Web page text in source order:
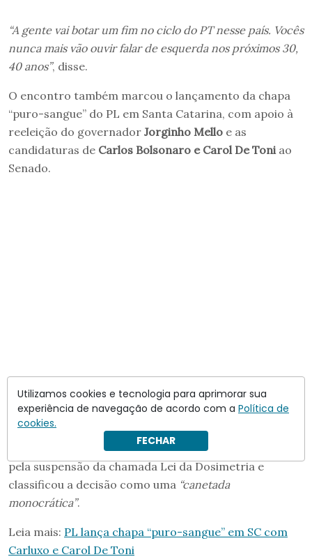
“A gente vai botar um fim no ciclo do PT nesse país. Vocês
nunca mais vão ouvir falar de esquerda nos próximos 30,
40 anos”, disse.
O encontro também marcou o lançamento da chapa
“puro-sangue” do PL em Santa Catarina, com apoio à
reeleição do governador Jorginho Mello e as
candidaturas de Carlos Bolsonaro e Carol De Toni ao
Senado.
Flávio ainda criticou o ministroAlexandre de Moraes
pela suspensão da chamada Lei da Dosimetria e
classificou a decisão como uma “canetada
monocrática”.
Leia mais: PL lança chapa “puro-sangue” em SC com
Carluxo e Carol De Toni
Utilizamos cookies e tecnologia para aprimorar sua
experiência de navegação de acordo com a Política de
cookies.
FECHAR